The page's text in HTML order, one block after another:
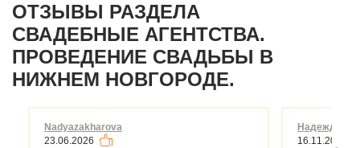
ОТЗЫВЫ РАЗДЕЛА
СВАДЕБНЫЕ АГЕНТСТВА.
ПРОВЕДЕНИЕ СВАДЬБЫ В
НИЖНЕМ НОВГОРОДЕ.
Nadyazakharova
23.06.2026
Надежда А
16.11.2022